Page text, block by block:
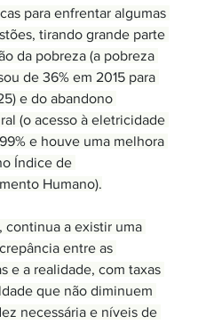
para enfrentar algumas
tirando grande parte
da pobreza (a pobreza
de 36% em 2015 para
e do abandono
(o acesso à eletricidade
e houve uma melhora
Índice de
Humano).
continua a existir uma
entre as
e a realidade, com taxas
que não diminuem
necessária e níveis de